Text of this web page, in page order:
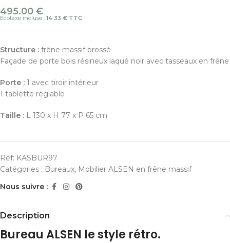
495.00 €
Ecotaxe incluse : 14.33 € TTC
Structure : frêne massif brossé
Façade de porte bois résineux laqué noir avec tasseaux en frêne
Porte : 1 avec tiroir intérieur
1 tablette réglable
Taille : L 130 x H 77 x P 65 cm
Réf: KASBUR97
Catégories : Bureaux, Mobilier ALSEN en frêne massif
Nous suivre :
Description
Bureau ALSEN le style rétro.